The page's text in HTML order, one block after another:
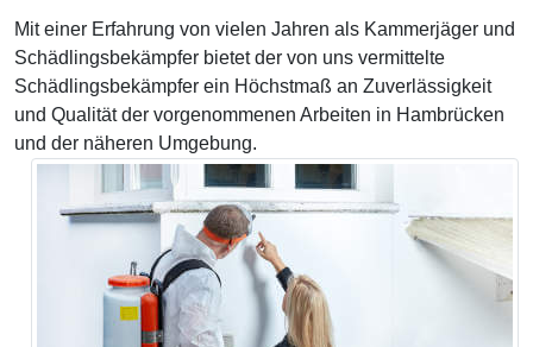
Mit einer Erfahrung von vielen Jahren als Kammerjäger und
Schädlingsbekämpfer bietet der von uns vermittelte
Schädlingsbekämpfer ein Höchstmaß an Zuverlässigkeit
und Qualität der vorgenommenen Arbeiten in Hambrücken
und der näheren Umgebung.